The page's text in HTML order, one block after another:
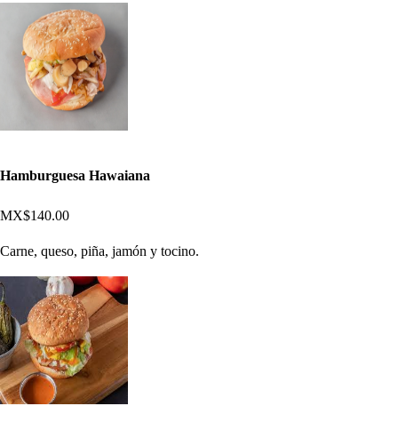
Hamburguesa Hawaiana
MX$140.00
Carne, queso, piña, jamón y tocino.